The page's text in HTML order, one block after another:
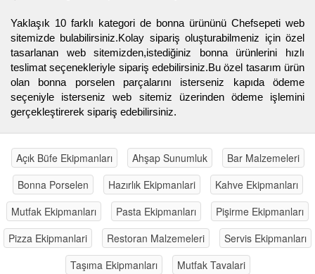
Yaklaşık 10 farklı kategori de bonna ürününü Chefsepeti web
sitemizde bulabilirsiniz.Kolay sipariş oluşturabilmeniz için özel
tasarlanan web sitemizden,istediğiniz bonna ürünlerini hızlı
teslimat seçenekleriyle sipariş edebilirsiniz.Bu özel tasarım ürün
olan bonna porselen parçalarını isterseniz kapıda ödeme
seçeniyle isterseniz web sitemiz üzerinden ödeme işlemini
gerçekleştirerek sipariş edebilirsiniz.
Açık Büfe Ekipmanları Ahşap Sunumluk
Bar Malzemeleri
Bonna Porselen
Hazırlık Ekipmanlari
Kahve Ekipmanları
Mutfak Ekipmanları
Pasta Ekipmanları
Pişirme Ekipmanları
Pizza Ekipmanlari
Restoran Malzemeleri
Servis Ekipmanları
Taşıma Ekipmanları
Mutfak Tavalari